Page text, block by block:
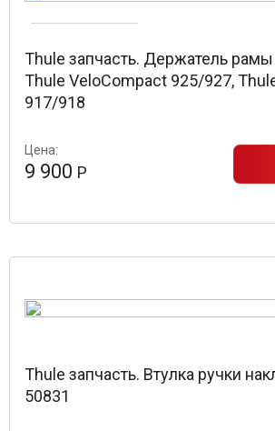
Thule запчасть. Держатель
Thule VeloCompact 925/927,
917/918
Цена:
9 900 Р
Thule запчасть. Втулка ручки
50831